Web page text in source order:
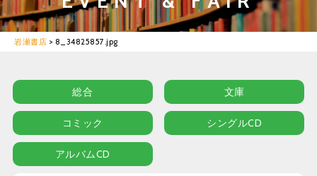
岩瀬書店 > 8_34825857.jpg
総合 文庫
コミック シングルCD
アルバムCD